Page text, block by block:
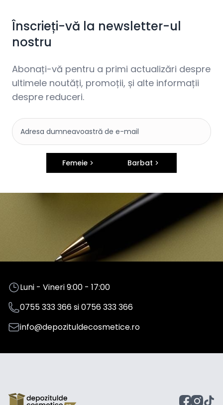
Înscrieți-vă la newsletter-ul
nostru
Abonați-vă pentru a primi actualizări despre
ultimele noutăți, promoții, și alte informații
despre reduceri.
Femeie Barbat
Luni - Vineri 9:00 - 17:00
0755 333 366si0756 333 366
info@depozituldecosmetice.ro